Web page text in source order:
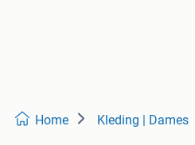
Home Kleding | Dames